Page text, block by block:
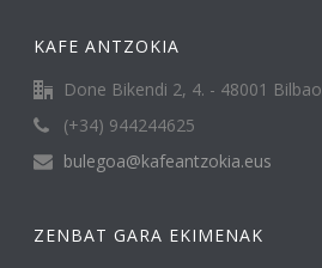
KAFE ANTZOKIA
Done Bikendi 2, 4. - 48001 Bilbao
(+34) 944244625
bulegoa@kafeantzokia.eus
ZENBAT GARA EKIMENAK